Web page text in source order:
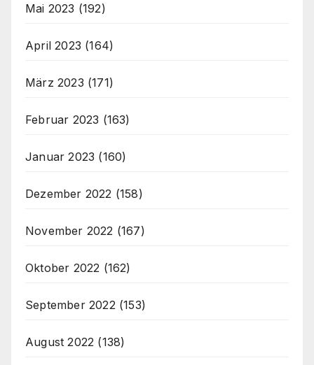
Mai 2023 (192)
April 2023 (164)
März 2023 (171)
Februar 2023 (163)
Januar 2023 (160)
Dezember 2022 (158)
November 2022 (167)
Oktober 2022 (162)
September 2022 (153)
August 2022 (138)